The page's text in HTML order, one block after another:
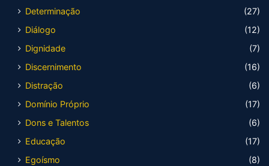
Determinação
(27)
Diálogo
(12)
Dignidade
(7)
Discernimento
(16)
Distração
(6)
Domínio Próprio
(17)
Dons e Talentos
(6)
Educação
(17)
Egoísmo
(8)